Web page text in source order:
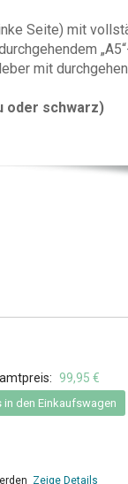
Seite) mit
mit
oder schwarz)
99,95 €
in den Einkaufswagen
Zeige Details